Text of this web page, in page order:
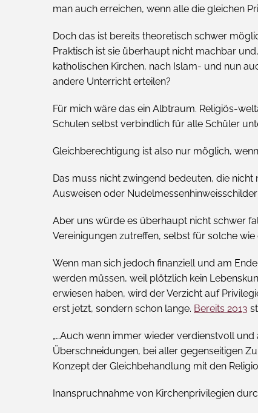
man auch erreichen, wenn alle die gleichen
Doch das ist bereits theoretisch schwer
Praktisch ist sie überhaupt nicht machbar
katholischen Kirchen, nach Islam- und nun
andere Unterricht erteilen?
Für mich wäre das ein Albtraum. Religiös-
Schulen selbst verbindlich für alle Schüler
Gleichberechtigung ist also nur möglich,
Das muss nicht zwingend bedeuten, die
Ausweisen oder
Aber uns würde es überhaupt nicht schwer
Vereinigungen zutreffen, selbst für solche wie
Wenn man sich jedoch finanziell und am
werden müssen, weil plötzlich kein
erwiesen haben, wird der Verzicht auf
erst jetzt, sondern schon lange. Bereits 2013
„…Auch wenn immer wieder verdienstvoll
Überschneidungen, bei aller gegenseitigen
Konzept der Gleichbehandlung mit den
Inanspruchnahme von Kirchenprivilegien